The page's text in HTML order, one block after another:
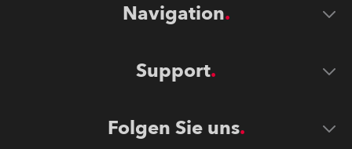
Navigation
Support
Folgen Sie uns